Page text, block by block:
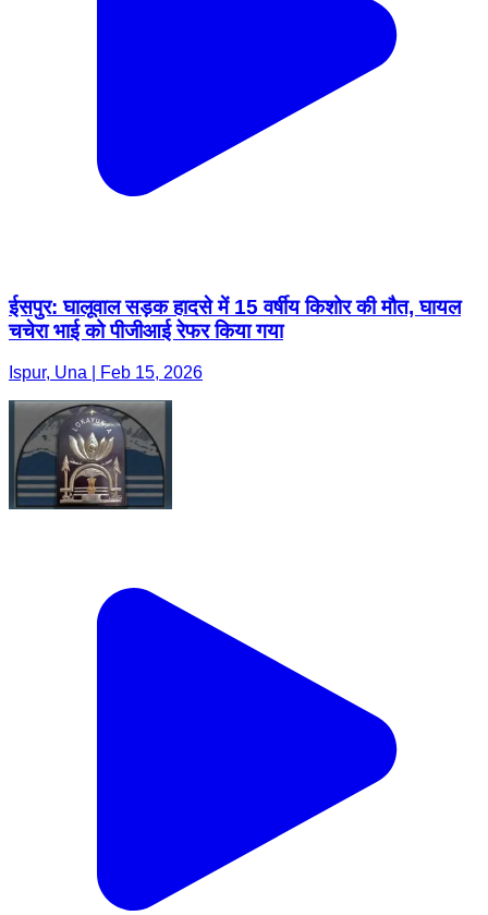
ईसपुर: घालूवाल सड़क हादसे में 15 वर्षीय किशोर की मौत, घायल
चचेरा भाई को पीजीआई रेफर किया गया
Ispur, Una | Feb 15, 2026